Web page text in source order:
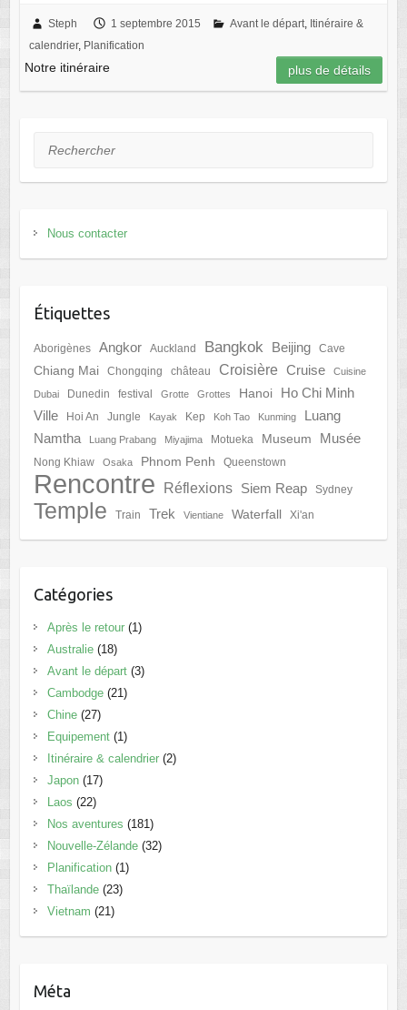
Steph 1 septembre 2015 Avant le départ, Itinéraire &
calendrier, Planification
Notre itinéraire plus de détails
Rechercher
Nous contacter
Étiquettes
Aborigènes Angkor Auckland Bangkok Beijing Cave
Chiang Mai Chongqing château Croisière Cruise Cuisine
Dubai Dunedin festival Grotte Grottes Hanoi
Ho Chi Minh
Ville
Hoi An Jungle Kayak Kep Koh Tao Kunming
Luang
Namtha
Luang Prabang Miyajima Motueka Museum Musée
Nong Khiaw Osaka Phnom Penh Queenstown
Rencontre Réflexions Siem Reap Sydney
Temple Train Trek Vientiane Waterfall Xi'an
Catégories
Après le retour(1)
Australie(18)
Avant le départ(3)
Cambodge(21)
Chine(27)
Equipement(1)
Itinéraire & calendrier(2)
Japon(17)
Laos (22)
Nos aventures (181)
Nouvelle-Zélande(32)
Planification(1)
Thaïlande(23)
Vietnam (21)
Méta